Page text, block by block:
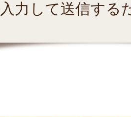
力して送信する